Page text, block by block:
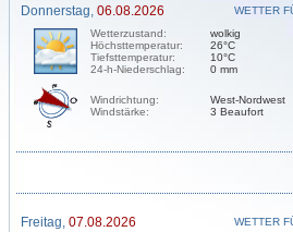
Donnerstag, 06.08.2026
WETTER
Wetterzustand:
Höchsttemperatur:
Tiefsttemperatur:
24-h-Niederschlag:
wolkig
26°C
10°C
0 mm
Windrichtung:
Windstärke:
West-Nordwest
3 Beaufort
Freitag, 07.08.2026
WETTER